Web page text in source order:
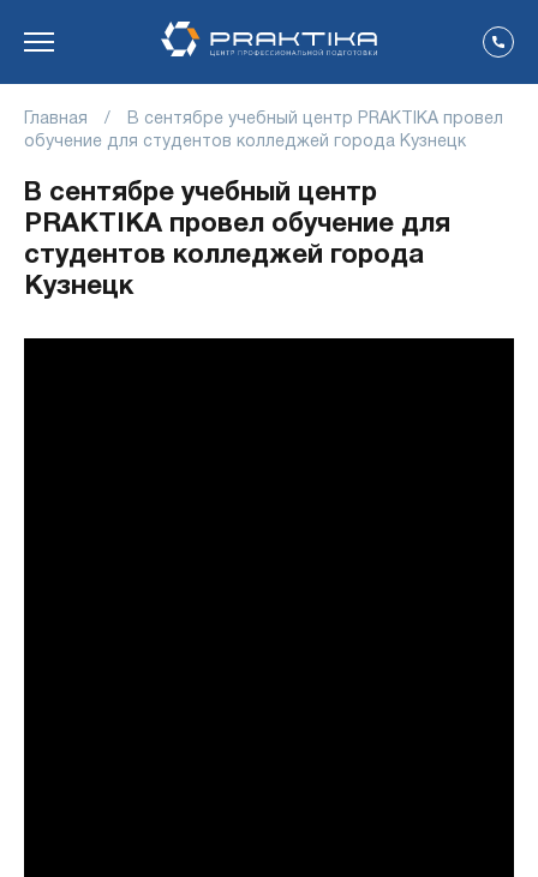
Главная /
В сентябре учебный центр PRAKTIKA провел
обучение для студентов колледжей города Кузнецк
В сентябре учебный центр
PRAKTIKA провел обучение для
студентов колледжей города
Кузнецк